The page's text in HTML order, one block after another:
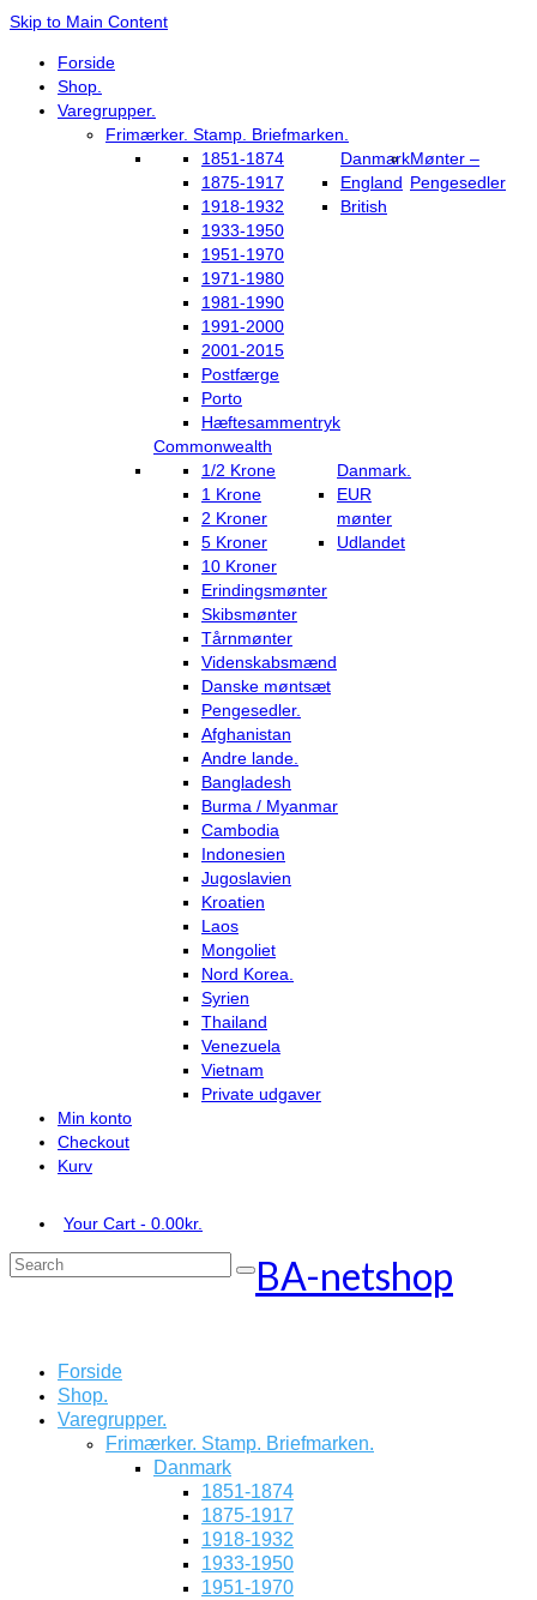
Skip to Main Content
Forside
Shop.
Varegrupper.
Frimærker. Stamp. Briefmarken.
Danmark
1851-1874
1875-1917
1918-1932
1933-1950
1951-1970
1971-1980
1981-1990
1991-2000
2001-2015
Postfærge
Porto
Hæftesammentryk
England
British
Commonwealth
Mønter –
Pengesedler
Danmark.
1/2 Krone
1 Krone
2 Kroner
5 Kroner
10 Kroner
Erindingsmønter
Skibsmønter
Tårnmønter
Videnskabsmænd
Danske møntsæt
Pengesedler.
EUR
mønter
Udlandet
Afghanistan
Andre lande.
Bangladesh
Burma / Myanmar
Cambodia
Indonesien
Jugoslavien
Kroatien
Laos
Mongoliet
Nord Korea.
Syrien
Thailand
Venezuela
Vietnam
Private udgaver
Min konto
Checkout
Kurv
Your Cart - 0.00kr.
Search
BA-netshop
Forside
Shop.
Varegrupper.
Frimærker. Stamp. Briefmarken.
Danmark
1851-1874
1875-1917
1918-1932
1933-1950
1951-1970